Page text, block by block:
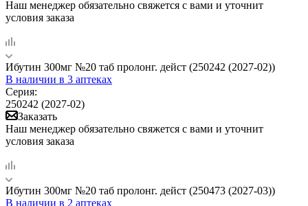
Наш менеджер обязательно свяжется с вами и уточнит
условия заказа
Ибутин 300мг №20 таб пролонг. дейст (250242 (2027-02))
В наличии в 3 аптеках
Серия:
250242 (2027-02)
Заказать
Наш менеджер обязательно свяжется с вами и уточнит
условия заказа
Ибутин 300мг №20 таб пролонг. дейст (250473 (2027-03))
В наличии в 2 аптеках